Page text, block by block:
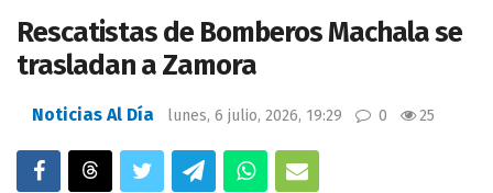
Rescatistas de Bomberos Machala se
trasladan a Zamora
Noticias Al Día lunes, 6 julio, 2026, 19:29 0 25